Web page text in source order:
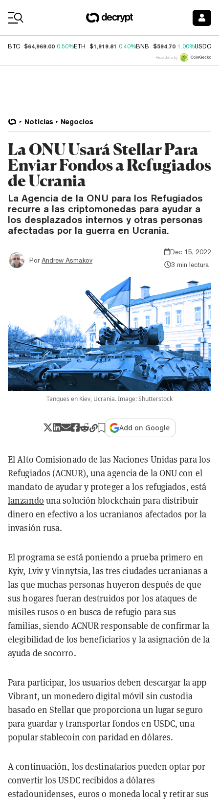
BTC $64,969.00 0.50%ETH $1,919.81 0.40%BNB $594.70 1.00%USDC
Price data by
Noticias Negocios
La ONU Usará Stellar Para
Enviar Fondos a Refugiados
de Ucrania
La Agencia de la ONU para los Refugiados
recurre a las criptomonedas para ayudar a
los desplazados internos y otras personas
afectadas por la guerra en Ucrania.
Por Andrew Asmakov
Dec 15, 2022
3 min lectura
Tanques en Kiev, Ucrania. Image: Shutterstock
Add on Google
El Alto Comisionado de las Naciones Unidas para los
Refugiados (ACNUR), una agencia de la ONU con el
mandato de ayudar y proteger a los refugiados, está
lanzando una solución blockchain para distribuir
dinero en efectivo a los ucranianos afectados por la
invasión rusa.
El programa se está poniendo a prueba primero en
Kyiv, Lviv y Vinnytsia, las tres ciudades ucranianas a
las que muchas personas huyeron después de que
sus hogares fueran destruidos por los ataques de
misiles rusos o en busca de refugio para sus
familias, siendo ACNUR responsable de confirmar la
elegibilidad de los beneficiarios y la asignación de la
ayuda de socorro.
Para participar, los usuarios deben descargar la app
Vibrant, un monedero digital móvil sin custodia
basado en Stellar que proporciona un lugar seguro
para guardar y transportar fondos en USDC, una
popular stablecoin con paridad en dólares.
A continuación, los destinatarios pueden optar por
convertir los USDC recibidos a dólares
estadounidenses, euros o moneda local y retirar sus